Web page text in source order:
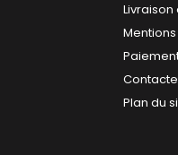
Plan du